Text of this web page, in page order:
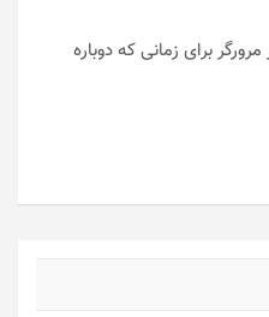
برای زمانی که دوباره